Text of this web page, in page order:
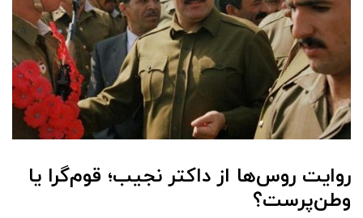
روایت روس‌ها از داکتر نجیب؛ قوم‌گرا یا
وطن‌پرست؟